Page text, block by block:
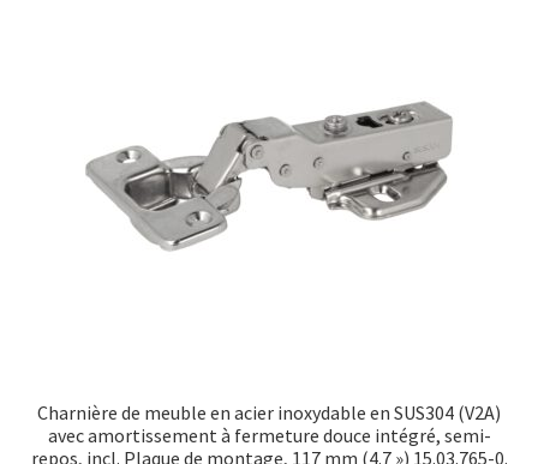
Charnière de meuble en acier inoxydable en SUS304 (V2A)
avec amortissement à fermeture douce intégré, semi-
repos, incl. Plaque de montage, 117 mm (4.7 ») 15.03.765-0.